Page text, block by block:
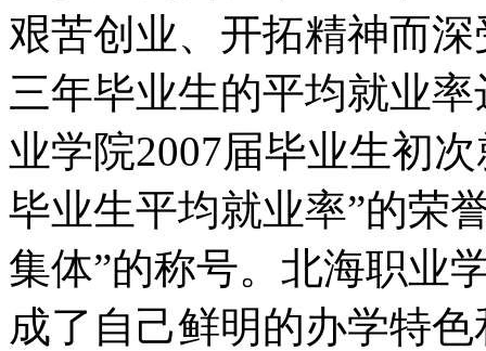
艰苦创业、开拓精神而
三年毕业生的平均就业
业学院2007届毕业生初
毕业生平均就业率”的荣
集体”的称号。北海职业
成了自己鲜明的办学特